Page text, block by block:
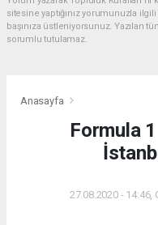
sitesine yaptığınız yorumunuzla
başınıza üstleniyorsunuz. Yazılan
sorumlu tutulamaz.
Anasayfa
Formula
27.08.2020 - 14:46,